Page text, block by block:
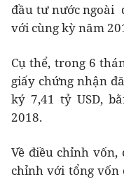
đầu tư nước ngoài
với cùng kỳ năm
Cụ thể, trong 6
giấy chứng nhận
ký 7,41 tỷ USD,
2018.
Về điều chỉnh
chỉnh với tổng vốn